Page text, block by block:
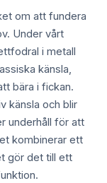
om att fundera
Under vårt
i metall
känsla,
bära i fickan.
känsla och blir
underhåll för att
kombinerar ett
gör det till ett